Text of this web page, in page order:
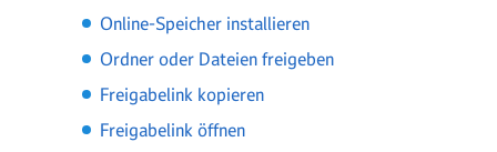
Online-Speicher installieren
Ordner oder Dateien freigeben
Freigabelink kopieren
Freigabelink öffnen